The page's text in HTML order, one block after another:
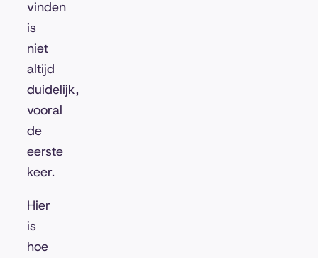
vinden
is
niet
altijd
duidelijk,
vooral
de
eerste
keer.
Hier
is
hoe